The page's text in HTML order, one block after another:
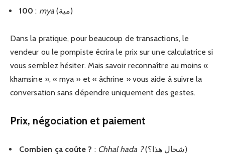
100 : mya (مية)
Dans la pratique, pour beaucoup de transactions, le
vendeur ou le pompiste écrira le prix sur une calculatrice si
vous semblez hésiter. Mais savoir reconnaître au moins «
khamsine », « mya » et « âchrine » vous aide à suivre la
conversation sans dépendre uniquement des gestes.
Prix, négociation et paiement
Combien ça coûte ? : Chhal hada ?
(شحال هذا؟)